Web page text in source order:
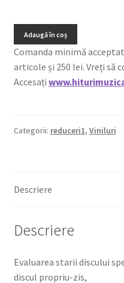
Adaugă în coș
Comanda minimă
articole și 250 lei. Vreți să
Accesați
Categorii: reduceri1, Viniluri
Descriere
Descriere
Evaluarea starii discului
discul propriu-zis,